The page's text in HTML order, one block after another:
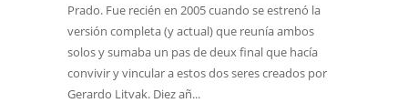
Prado. Fue recién en 2005 cuando se estrenó la
versión completa (y actual) que reunía ambos
solos y sumaba un pas de deux final que hacía
convivir y vincular a estos dos seres creados por
Gerardo Litvak. Diez añ...